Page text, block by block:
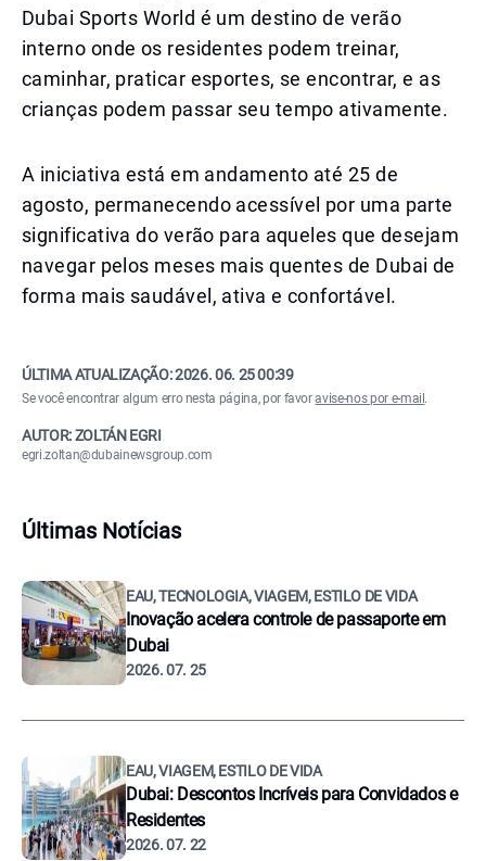
Dubai Sports World é um destino de verão
interno onde os residentes podem treinar,
caminhar, praticar esportes, se encontrar, e as
crianças podem passar seu tempo ativamente.
A iniciativa está em andamento até 25 de
agosto, permanecendo acessível por uma parte
significativa do verão para aqueles que desejam
navegar pelos meses mais quentes de Dubai de
forma mais saudável, ativa e confortável.
ÚLTIMA ATUALIZAÇÃO:2026. 06. 25 00:39
Se você encontrar algum erro nesta página, por favoravise-nos por e-mail .
AUTOR: ZOLTÁN EGRI
egri.zoltan@dubainewsgroup.com
Últimas Notícias
EAU, TECNOLOGIA, VIAGEM, ESTILO DE VIDA
Inovação acelera controle de passaporte em
Dubai
2026. 07. 25
EAU, VIAGEM, ESTILO DE VIDA
Dubai: Descontos Incríveis para Convidados e
Residentes
2026. 07. 22